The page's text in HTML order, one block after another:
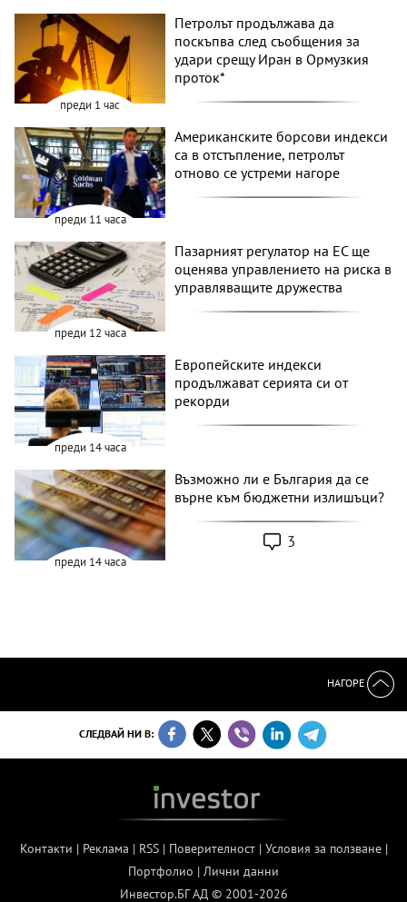
преди 1 час
Петролът продължава да
поскъпва след съобщения за
удари срещу Иран в Ормузкия
проток*
преди 11 часа
Американските борсови индекси
са в отстъпление, петролът
отново се устреми нагоре
преди 12 часа
Пазарният регулатор на ЕС ще
оценява управлението на риска в
управляващите дружества
преди 14 часа
Европейските индекси
продължават серията си от
рекорди
преди 14 часа
Възможно ли е България да се
върне към бюджетни излишъци?
3
НАГОРЕ
СЛЕДВАЙ НИ В:
Контакти | Реклама | RSS| Поверителност| Условия за ползване|
Портфолио | Лични данни
Инвестор.БГ АД © 2001-2026